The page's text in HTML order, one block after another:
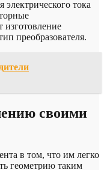
электрического тока
изготовление
преобразователя.
своими
в том, что им легко
геометрию таким